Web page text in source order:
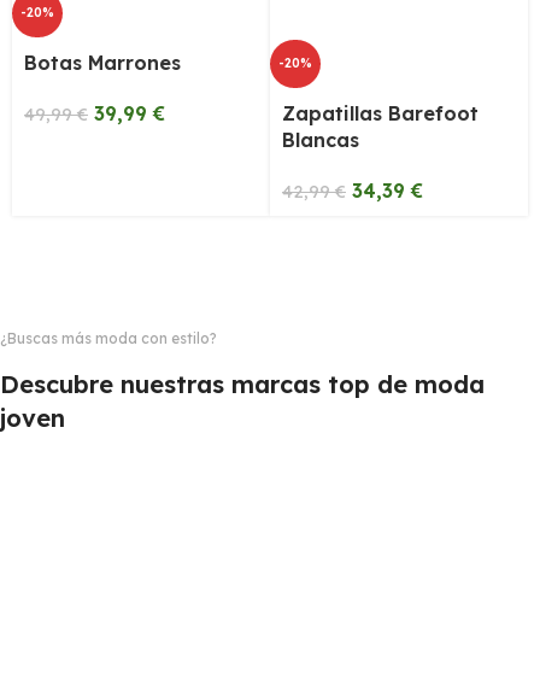
-20%
Botas Marrones
49,99€ 39,99€
-20%
Zapatillas Barefoot
Blancas
42,99€ 34,39€
¿Buscas más moda con estilo?
Descubre nuestras marcas top de moda
joven